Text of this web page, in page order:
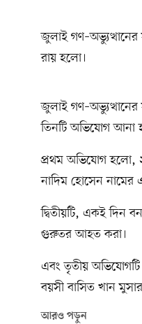
জুলাই
রায় হলো।
জুলাই
তিনটি অভিযোগ আনা
প্রথম অভিযোগ হলো,
নাদিম হোসেন নামের
দ্বিতীয়টি, একই দিন
গুরুতর আহত করা।
এবং তৃতীয়
বয়সী বাসিত খান
আরও পড়ুন